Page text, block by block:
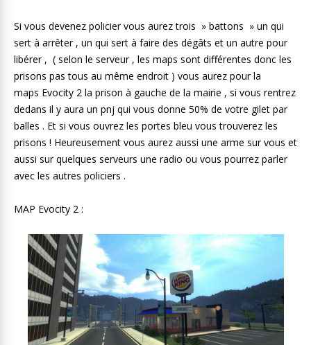
Si vous devenez policier vous aurez trois » battons » un qui
sert à arrêter , un qui sert à faire des dégâts et un autre pour
libérer , ( selon le serveur , les maps sont différentes donc les
prisons pas tous au même endroit ) vous aurez pour la
maps Evocity 2 la prison à gauche de la mairie , si vous rentrez
dedans il y aura un pnj qui vous donne 50% de votre gilet par
balles . Et si vous ouvrez les portes bleu vous trouverez les
prisons ! Heureusement vous aurez aussi une arme sur vous et
aussi sur quelques serveurs une radio ou vous pourrez parler
avec les autres policiers .
MAP Evocity 2 :